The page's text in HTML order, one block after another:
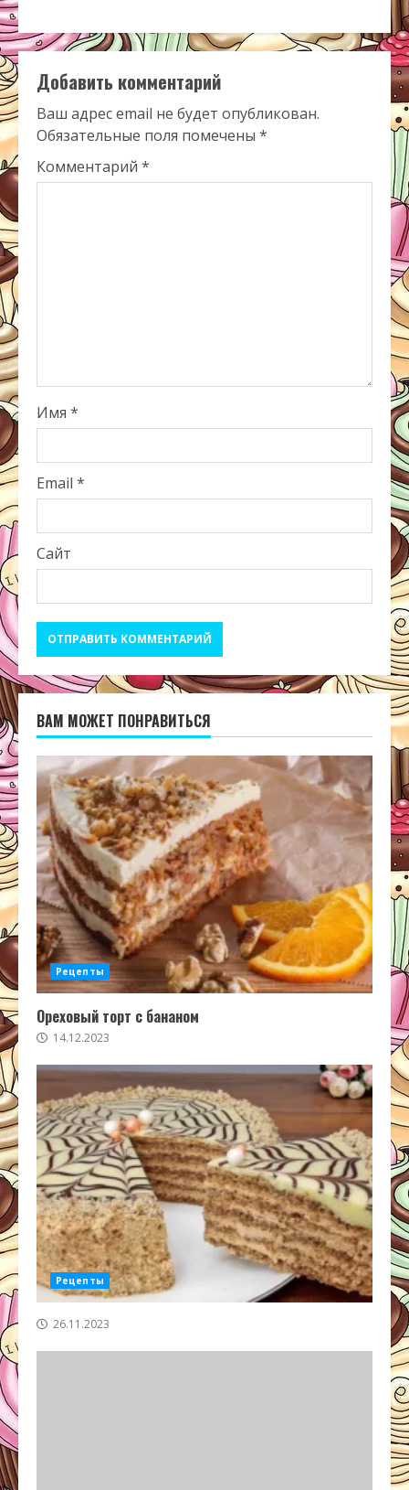
Добавить комментарий
Ваш адрес email не будет опубликован.
Обязательные поля помечены *
Комментарий *
Имя *
Email *
Сайт
ВАМ МОЖЕТ ПОНРАВИТЬСЯ
Рецепты
Ореховый торт с бананом
14.12.2023
Рецепты
26.11.2023